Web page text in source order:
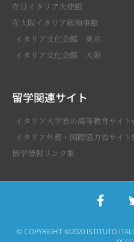
在日イタリア大使館
在大阪イタリア総領事館
イタリア文化会館 東京
イタリア文化会館 大阪
留学関連サイト
イタリア大学省の高等教育サイ
イタリア外務・国際協力省サイ
留学情報リンク集
© COPYRIGHT ©2020 ISTITUTO